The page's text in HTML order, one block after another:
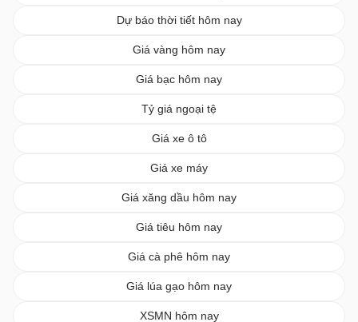
Dự báo thời tiết hôm nay
Giá vàng hôm nay
Giá bạc hôm nay
Tỷ giá ngoại tệ
Giá xe ô tô
Giá xe máy
Giá xăng dầu hôm nay
Giá tiêu hôm nay
Giá cà phê hôm nay
Giá lúa gạo hôm nay
XSMN hôm nay